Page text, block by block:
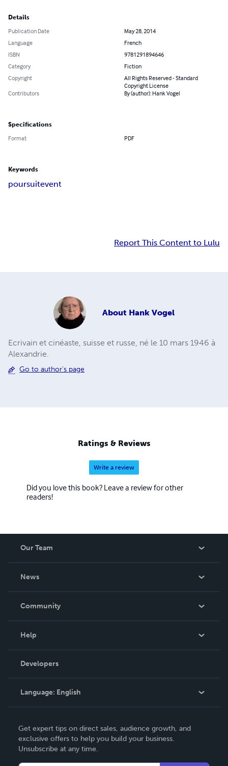
Details
Publication Date
May 28, 2014
Language
French
ISBN
9781291894646
Category
Fiction
Copyright
All Rights Reserved - Standard
Copyright License
Contributors
By (author): Hank Vogel
Specifications
Format PDF
Keywords
poursuitevent
Report This Content to Lulu
About Hank Vogel
Ecrivain et cinéaste, suisse et russe, né le 10 mars 1946 à
Alexandrie.
Go to author's page
Ratings & Reviews
Write a review
Did you love this book? Leave a review for other
readers!
Our Team
News
In The News
Community
Podcast
Help
Order Lookup
Knowledge Base
Contact Support
Developers
Language: English
Deutsch
Français
Get expert tips on direct sales, audience growth, and
exclusive offers to help you build your business.
Unsubscribe at any time.